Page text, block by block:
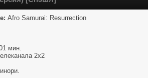
Afro Samurai: Resurrection
мин.
2x2